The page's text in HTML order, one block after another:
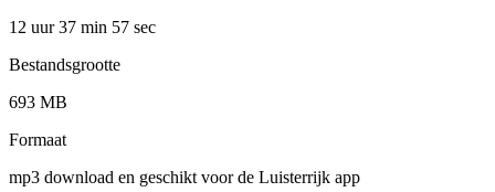
12 uur 37 min 57 sec
Bestandsgrootte
693 MB
Formaat
mp3 download en geschikt voor de Luisterrijk app